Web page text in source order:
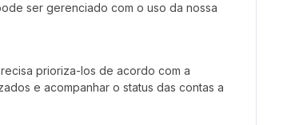
ser gerenciado com o uso da nossa
prioriza-los de acordo com a
e acompanhar o status das contas a